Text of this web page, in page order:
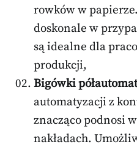
rowków w
doskonale w
są idealne dla
produkcji,
Bigówki
automatyzacji z
znacząco podnosi
nakładach.